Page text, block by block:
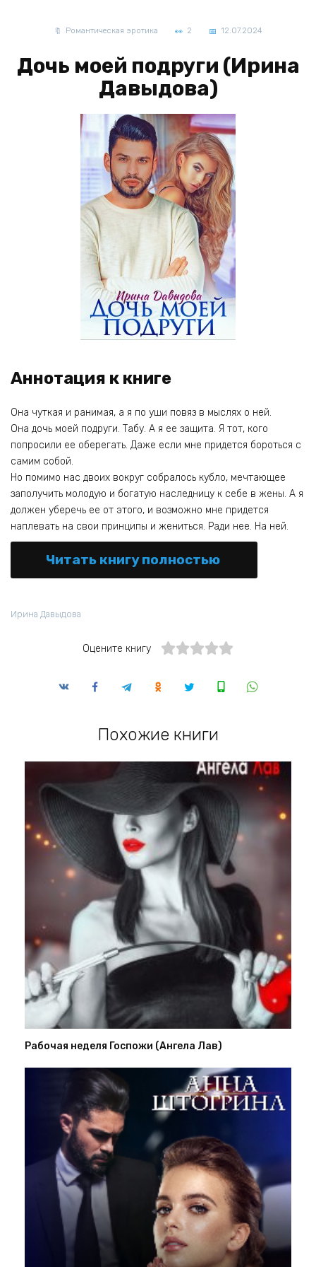
Романтическая эротика 2 12.07.2024
Дочь моей подруги (Ирина
Давыдова)
Аннотация к книге
Она чуткая и ранимая, а я по уши повяз в мыслях о ней.
Она дочь моей подруги. Табу. А я ее защита. Я тот, кого
попросили ее оберегать. Даже если мне придется бороться с
самим собой.
Но помимо нас двоих вокруг собралось кубло, мечтающее
заполучить молодую и богатую наследницу к себе в жены. А я
должен уберечь ее от этого, и возможно мне придется
наплевать на свои принципы и жениться. Ради нее. На ней.
Читать книгу полностью
Ирина Давыдова
Оцените книгу
Похожие книги
Рабочая неделя Госпожи (Ангела Лав)